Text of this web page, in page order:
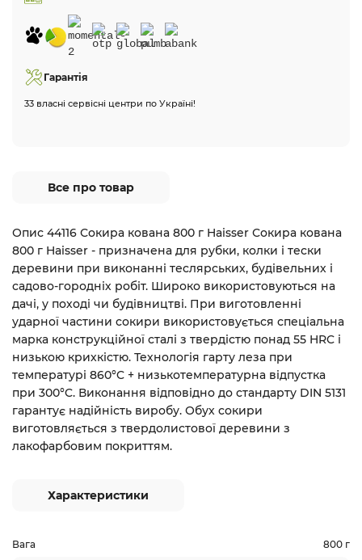
Гарантія
33 власні сервісні центри по Україні!
Все про товар
Опис 44116 Сокира кована 800 г Haisser Сокира кована
800 г Haisser - призначена для рубки, колки і тески
деревини при виконанні теслярських, будівельних і
садово-городніх робіт. Широко використовуються на
дачі, у поході чи будівництві. При виготовленні
ударної частини сокири використовується спеціальна
марка конструкційної сталі з твердістю понад 55 HRC і
низькою крихкістю. Технологія гарту леза при
температурі 860°C + низькотемпературна відпустка
при 300°C. Виконання відповідно до стандарту DIN 5131
гарантує надійність виробу. Обух сокири
виготовляється з твердолистової деревини з
лакофарбовим покриттям.
Характеристики
Вага 800 г